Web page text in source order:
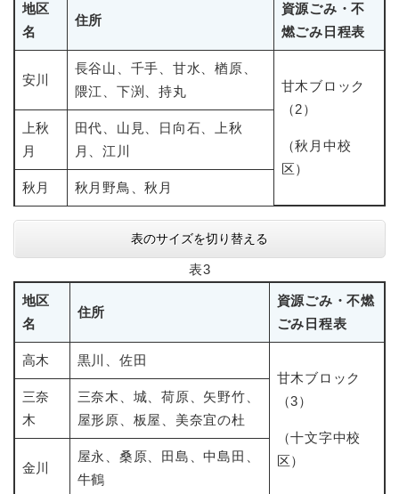
地区
名
住所
資源ごみ・不
燃ごみ日程表
安川
長谷山、千手、甘水、楢原、
隈江、下渕、持丸
甘木ブロック
（2）
（秋月中校
区）
上秋
月
田代、山見、日向石、上秋
月、江川
秋月 秋月野鳥、秋月
表のサイズを切り替える
表3
地区
名
住所
資源ごみ・不燃
ごみ日程表
高木
黒川、佐田
甘木ブロック
（3）
（十文字中校
区）
三奈
木
三奈木、城、荷原、矢野竹、
屋形原、板屋、美奈宜の杜
金川
屋永、桑原、田島、中島田、
牛鶴